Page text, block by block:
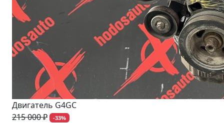
Двигатель G4GC
215 000 ₽
-33%